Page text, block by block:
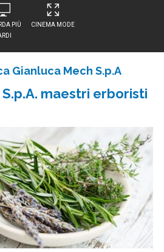
PIÙ
CINEMA MODE
Gianluca Mech S.p.A
maestri erboristi